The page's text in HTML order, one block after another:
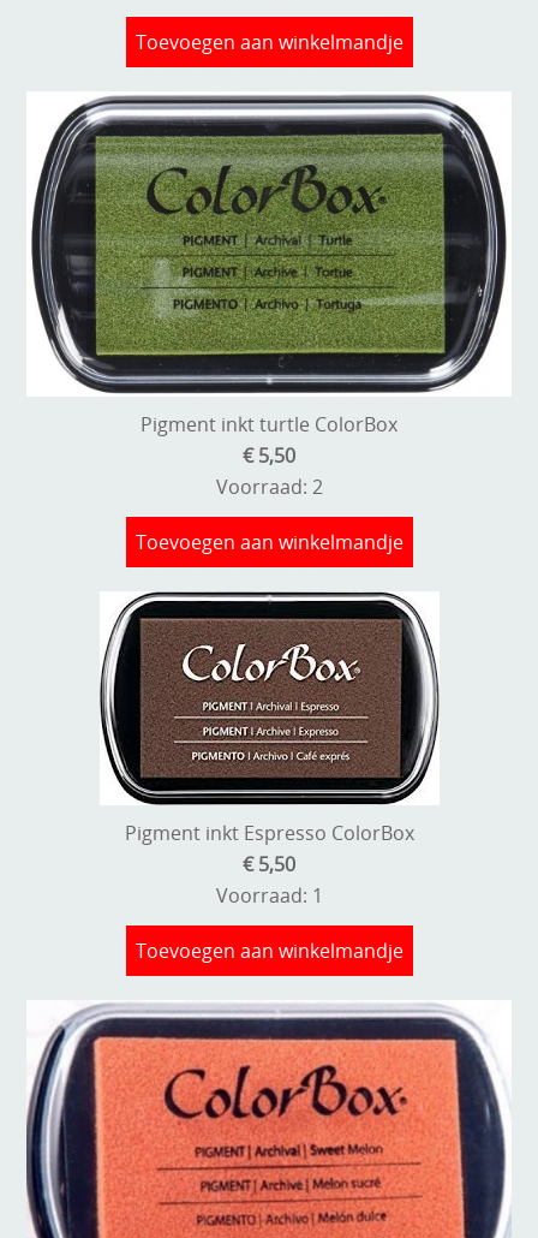
Toevoegen aan winkelmandje
Pigment inkt turtle ColorBox
€ 5,50
Voorraad: 2
Toevoegen aan winkelmandje
Pigment inkt Espresso ColorBox
€ 5,50
Voorraad: 1
Toevoegen aan winkelmandje